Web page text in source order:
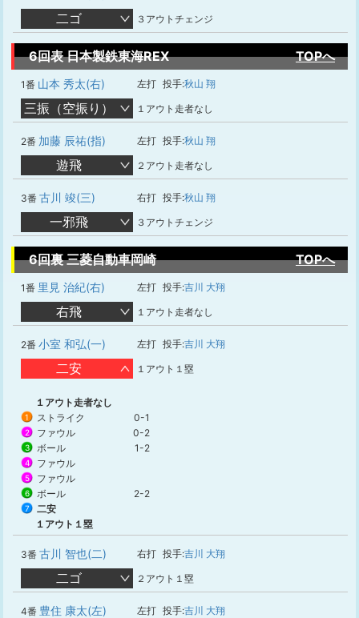
二ゴ ３アウトチェンジ
6回表 日本製鉄東海REX TOPへ
1番 山本 秀太(右) 左打 投手:秋山 翔
三振（空振り） １アウト走者なし
2番 加藤 辰祐(指) 左打 投手:秋山 翔
遊飛 ２アウト走者なし
3番 古川 竣(三) 右打 投手:秋山 翔
一邪飛 ３アウトチェンジ
6回裏 三菱自動車岡崎 TOPへ
1番 里見 治紀(右) 左打 投手:吉川 大翔
右飛 １アウト走者なし
2番 小室 和弘(一) 左打 投手:吉川 大翔
二安 １アウト１塁
１アウト走者なし
1 ストライク 0-1
2 ファウル 0-2
3 ボール 1-2
4 ファウル
5 ファウル
6 ボール 2-2
7
二安
１アウト１塁
3番 古川 智也(二) 右打 投手:吉川 大翔
二ゴ ２アウト１塁
4番 豊住 康太(左) 左打 投手:吉川 大翔